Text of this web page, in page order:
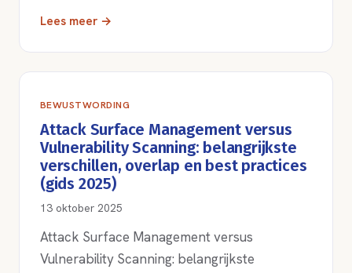
Lees meer →
BEWUSTWORDING
Attack Surface Management versus
Vulnerability Scanning: belangrijkste
verschillen, overlap en best practices
(gids 2025)
13 oktober 2025
Attack Surface Management versus
Vulnerability Scanning: belangrijkste